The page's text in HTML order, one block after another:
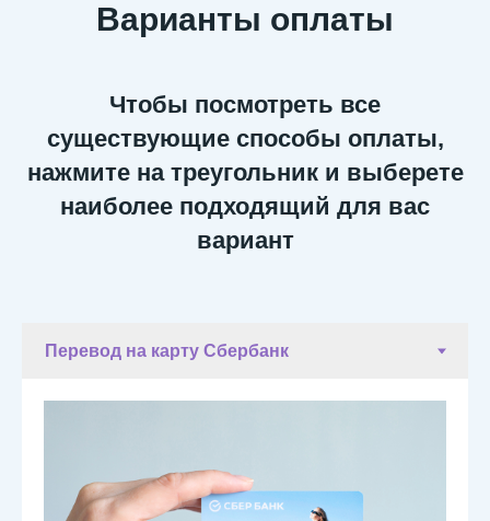
Варианты оплаты
Чтобы посмотреть все
существующие способы оплаты,
нажмите на треугольник и выберете
наиболее подходящий для вас
вариант